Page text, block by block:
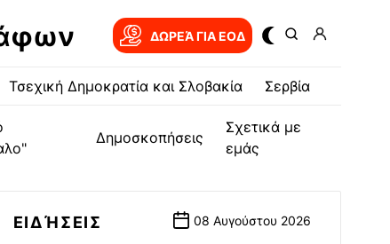
ΔΩΡΕΆ ΓΙΑ EOΔ
Τσεχική Δημοκρατία και Σλοβακία Σερβία
Δημοσκοπήσεις
Σχετικά με
εμάς
ΕΙΔΉΣΕΙΣ 08 Αυγούστου 2026